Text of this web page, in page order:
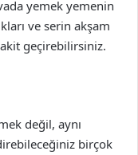
yemek yemenin
ve serin akşam
geçirebilirsiniz.
değil, aynı
birçok